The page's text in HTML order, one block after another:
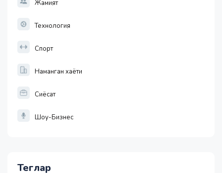
Жамият
Технология
Спорт
Наманган хаёти
Сиёсат
Шоу-Бизнес
Теглар